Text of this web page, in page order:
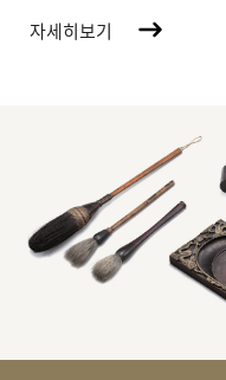
자세히보기